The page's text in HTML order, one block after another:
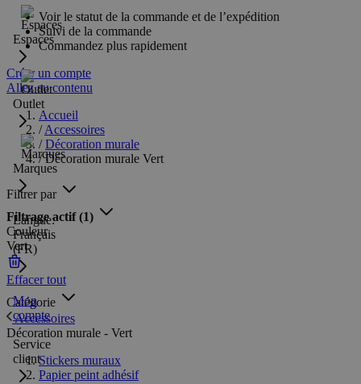
Espaces
Outlet
Marques
Langue:
Français
(FR)
Mon
compte
Service
client
Voir le statut de la commande et de l’expédition
Suivi de la commande
Commandez plus rapidement
Créer un compte
Allez au contenu
Accueil
/ Accessoires
/ Décoration murale
/ Décoration murale Vert
Filtrer par
Filtrage actif(1)
Couleur
Vert
Effacer tout
Catégorie
Accessoires
Décoration murale - Vert
Stickers muraux
Papier peint adhésif